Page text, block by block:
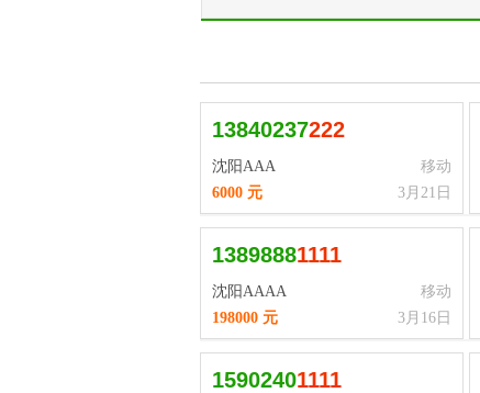
13840237222
沈阳AAA
移动
3月21日
6000 元
13898881111
沈阳AAAA
移动
3月16日
198000 元
15902401111